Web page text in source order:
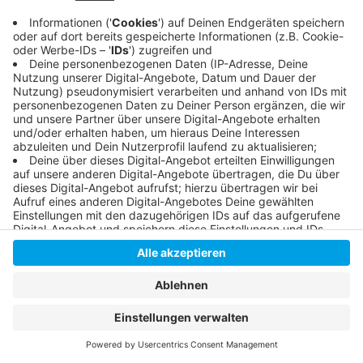
abwechslungsreiches Programm. Von Montag bis
Samstag wird der Bürgerfunk ab 20 Uhr ausgestrahlt. An
Sonn- und Feiertagen in dem Zeitfenster zwischen 19.00
und 21.00 Uhr.
Weitere Infos findet Ihrhier.
Anzeige
Anzeige